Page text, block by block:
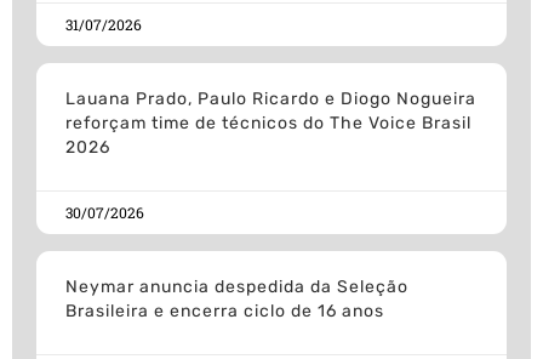
31/07/2026
Lauana Prado, Paulo Ricardo e Diogo Nogueira
reforçam time de técnicos do The Voice Brasil
2026
30/07/2026
Neymar anuncia despedida da Seleção
Brasileira e encerra ciclo de 16 anos